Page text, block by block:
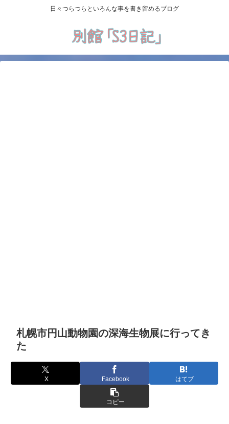
日々つらつらといろんな事を書き留めるブログ
札幌市円山動物園の深海生物展に行ってき
た
X Facebook はてブ
コピー